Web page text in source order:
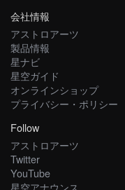
会社情報
アストロアーツ
製品情報
星ナビ
星空ガイド
オンラインショップ
プライバシー・ポリシー
Follow
アストロアーツ
Twitter
YouTube
星空アナウンス